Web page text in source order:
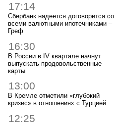
17:14
Сбербанк надеется договорится со
всеми валютными ипотечниками –
Греф
16:30
В России в IV квартале начнут
выпускать продовольственные
карты
13:00
В Кремле отметили «глубокий
кризис» в отношениях с Турцией
12:25